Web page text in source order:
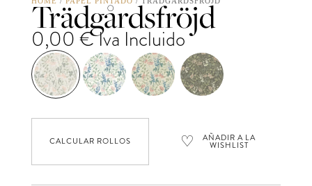
Trädgårdsfröjd
0,00 €Iva Incluido
CALCULAR ROLLOS ♡ AÑADIR A LA
WISHLIST